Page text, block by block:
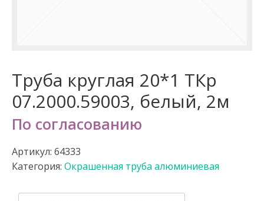
Труба круглая 20*1 ТКр
07.2000.59003, белый, 2м
По согласованию
Артикул: 64333
Категория: Окрашенная труба алюминиевая